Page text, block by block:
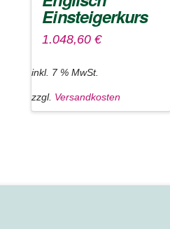
Einsteigerkurs
1.048,60€
inkl. 7 % MwSt.
zzgl. Versandkosten